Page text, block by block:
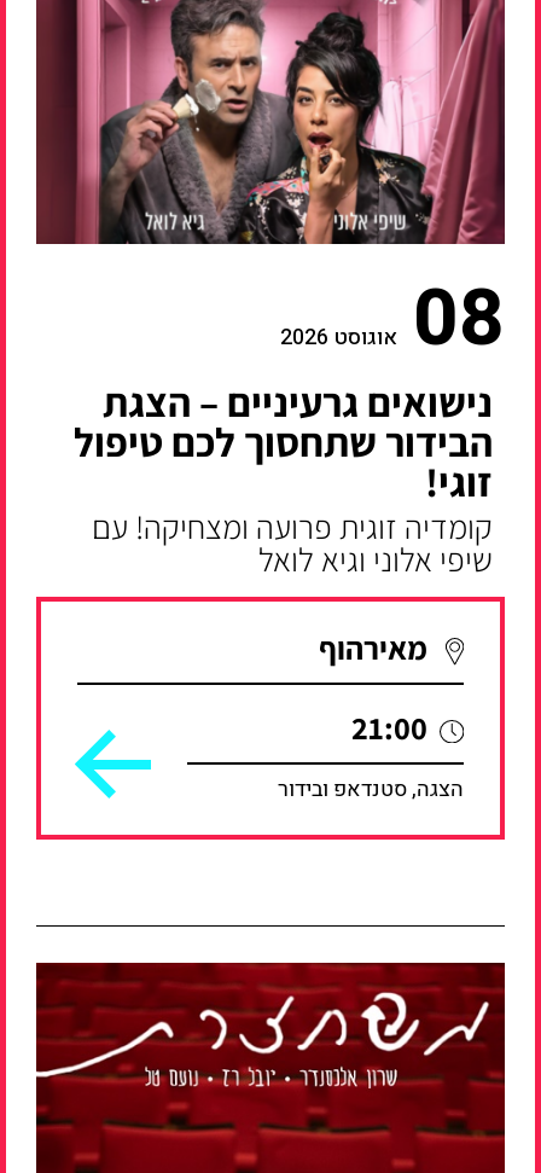
08 אוגוסט 2026
נישואים גרעיניים – הצגת
הבידור שתחסוך לכם טיפול
זוגי!
קומדיה זוגית פרועה ומצחיקה! עם
שיפי אלוני וגיא לואל
מאירהוף
21:00
הצגה, סטנדאפ ובידור